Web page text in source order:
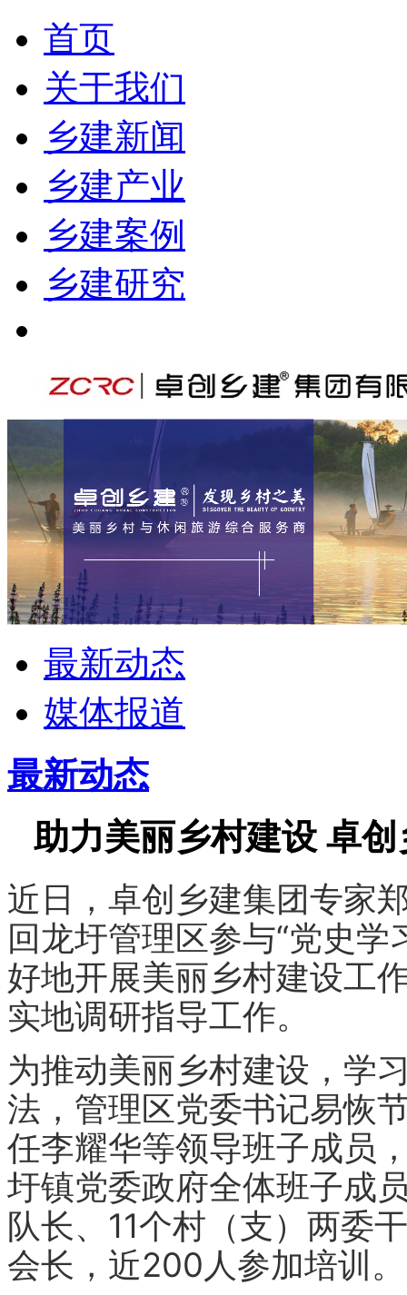
首页
关于我们
乡建新闻
乡建产业
乡建案例
乡建研究
最新动态
媒体报道
最新动态
助力美丽乡村建设 卓
近日，卓创乡建集团专家
回龙圩管理区参与“党史
好地开展美丽乡村建设工
实地调研指导工作。
为推动美丽乡村建设，学
法， 管理区党委书记易恢
任李耀华等领导班子成员
圩镇党委政府全体班子成
队长、11个村（支）两委
会长，近200人参加培训。